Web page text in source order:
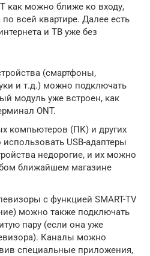
как можно ближе ко входу,
всей квартире. Далее есть
и ТВ уже без
(смартфоны,
и т.д.) можно подключать
модуль уже встроен, как
ONT.
компьютеров (ПК) и других
USB-адаптеры
недорогие, и их можно
ближайшем магазине
с функцией SMART-TV
можно также подключать
пару (если она уже
Каналы можно
специальные приложения,